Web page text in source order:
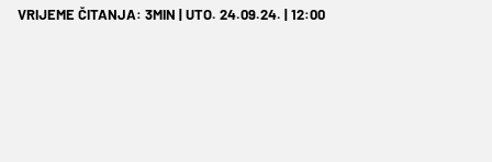
VRIJEME ČITANJA: 3MIN | UTO. 24.09.24. | 12:00